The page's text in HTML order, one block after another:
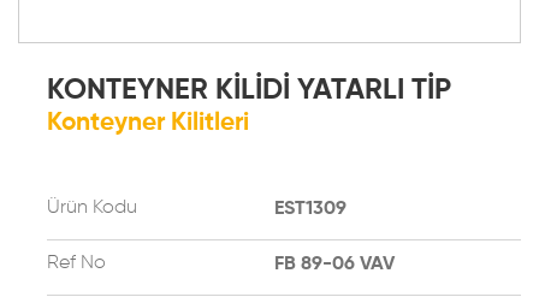
KONTEYNER KİLİDİ YATARLI TİP
Konteyner Kilitleri
Ürün Kodu EST1309
Ref No FB 89-06 VAV